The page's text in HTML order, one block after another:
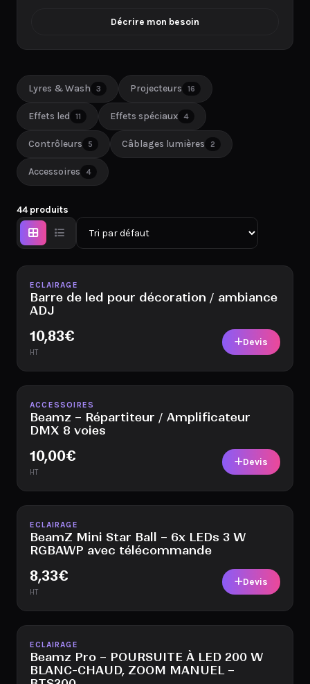
Décrire mon besoin
Lyres & Wash 3 Projecteurs 16
Effets led 11 Effets spéciaux 4
Contrôleurs 5 Câblages lumières 2
Accessoires 4
44 produits
Disponible
ECLAIRAGE
Barre de led pour décoration / ambiance
ADJ
10,83€
HT
Devis
Disponible
ACCESSOIRES
Beamz – Répartiteur / Amplificateur
DMX 8 voies
10,00€
HT
Devis
Disponible
ECLAIRAGE
BeamZ Mini Star Ball – 6x LEDs 3 W
RGBAWP avec télécommande
8,33€
HT
Devis
Disponible
ECLAIRAGE
Beamz Pro – POURSUITE À LED 200 W
BLANC-CHAUD, ZOOM MANUEL –